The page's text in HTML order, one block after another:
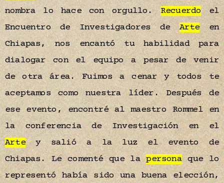
nombra lo hace con orgullo.Recuerdoel
Encuentro de Investigadores deArteen
Chiapas, nos encantó tu habilidad para
dialogar con el equipo a pesar de venir
de otra área. Fuimos a cenar y todos te
aceptamos como nuestra líder. Después de
ese evento, encontré al maestro Rommel en
la conferencia de Investigación en el
Artey salió a la luz el evento de
Chiapas. Le comenté que lapersonaque lo
representó había sido una buena elección,